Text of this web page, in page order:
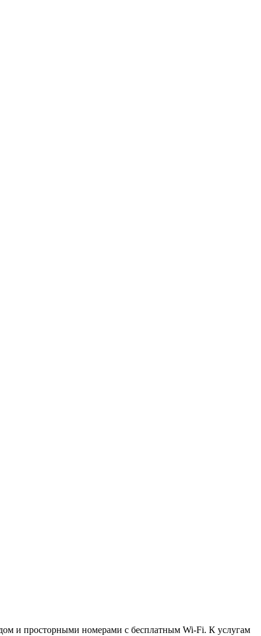
и просторными номерами с бесплатным Wi-Fi. К услугам